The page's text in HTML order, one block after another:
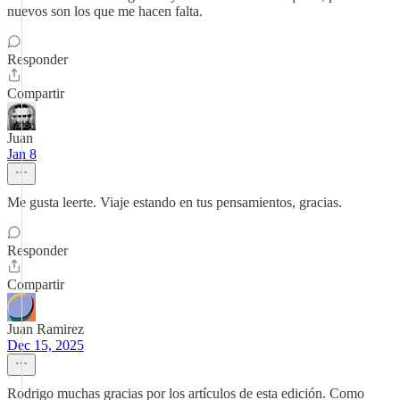
nuevos son los que me hacen falta.
Responder
Compartir
Juan
Jan 8
Me gusta leerte. Viaje estando en tus pensamientos, gracias.
Responder
Compartir
Juan Ramirez
Dec 15, 2025
Rodrigo muchas gracias por los artículos de esta edición. Como